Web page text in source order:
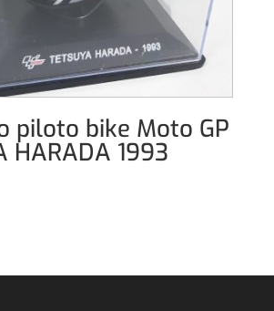
piloto bike Moto GP
HARADA 1993